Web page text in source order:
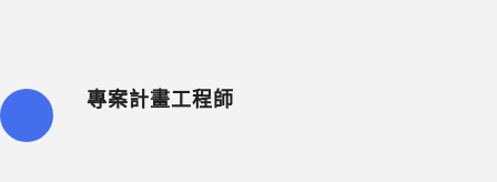
專案計畫工程師